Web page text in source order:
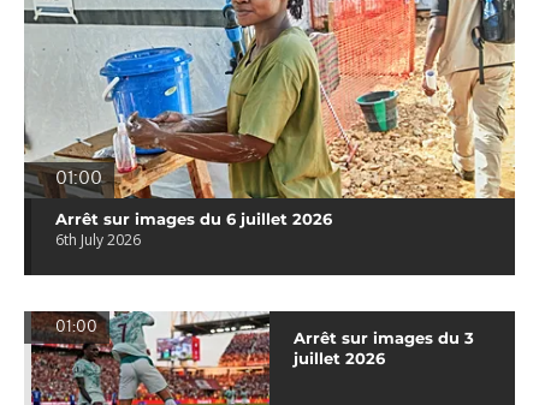
01:00
Arrêt sur images du 6 juillet 2026
6th July 2026
01:00
Arrêt sur images du 3
juillet 2026